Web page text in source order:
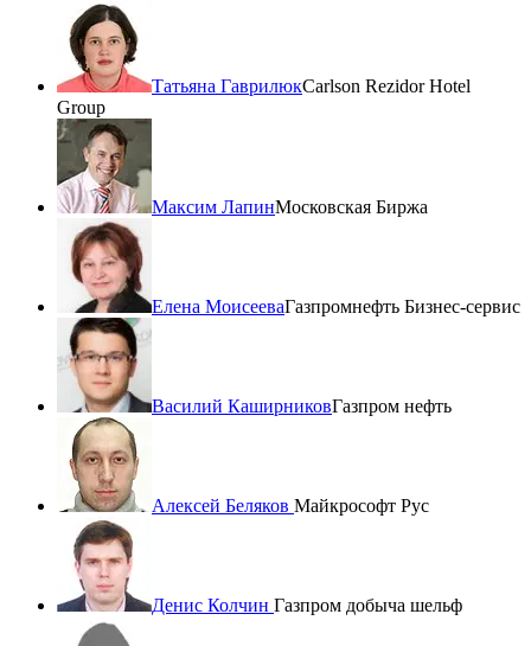
Татьяна ГаврилюкCarlson Rezidor Hotel
Group
Максим ЛапинМосковская Биржа
Елена МоисееваГазпромнефть Бизнес-сервис
Василий КаширниковГазпром нефть
Алексей Беляков Майкрософт Рус
Денис Колчин Газпром добыча шельф